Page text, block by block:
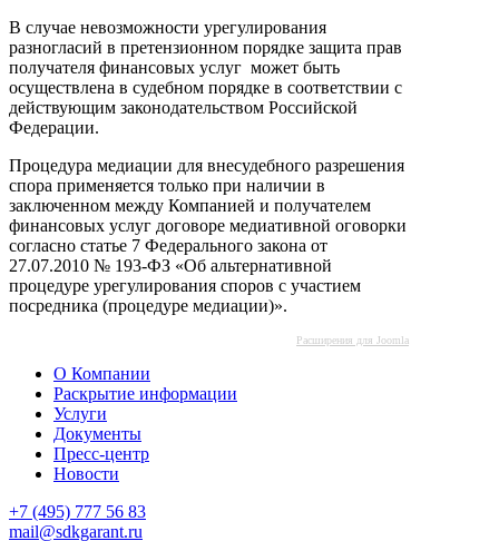
В случае невозможности урегулирования
разногласий в претензионном порядке защита прав
получателя финансовых услуг может быть
осуществлена в судебном порядке в соответствии с
действующим законодательством Российской
Федерации.
Процедура медиации для внесудебного разрешения
спора применяется только при наличии в
заключенном между Компанией и получателем
финансовых услуг договоре медиативной оговорки
согласно статье 7 Федерального закона от
27.07.2010 № 193-ФЗ «Об альтернативной
процедуре урегулирования споров с участием
посредника (процедуре медиации)».
Расширения для Joomla
О Компании
Раскрытие информации
Услуги
Документы
Пресс-центр
Новости
+7 (495) 777 56 83
mail@sdkgarant.ru